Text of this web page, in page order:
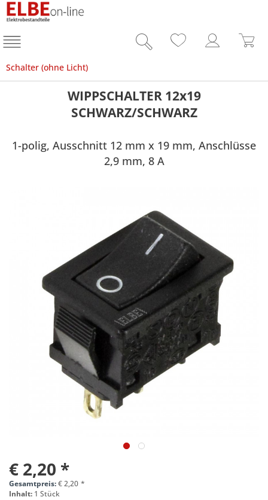
Schalter (ohne Licht)
WIPPSCHALTER 12x19
SCHWARZ/SCHWARZ
1-polig, Ausschnitt 12 mm x 19 mm, Anschlüsse
2,9 mm, 8 A
€ 2,20 *
Gesamtpreis:€2,20 *
Inhalt: 1 Stück